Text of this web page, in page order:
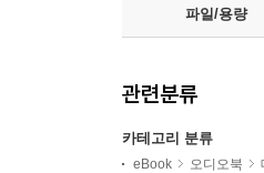
파일/용량
관련분류
카테고리 분류
eBook 오디오북